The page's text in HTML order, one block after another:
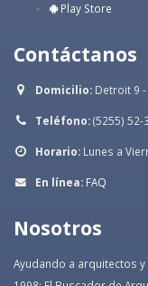
Play Store
Contáctanos
Domicilio: Detroit 9
Teléfono:(5255) 52-
Horario: Lunes a
En línea: FAQ
Nosotros
Ayudando a arquitectos